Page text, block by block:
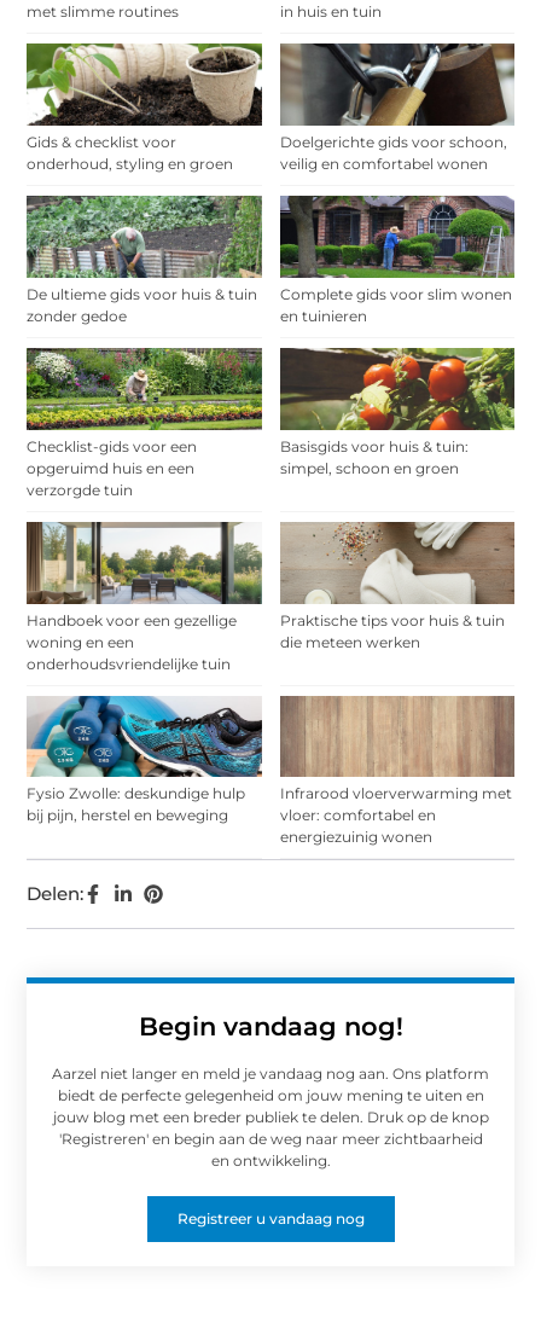
met slimme routines in huis en tuin
Gids & checklist voor
onderhoud, styling en groen
Doelgerichte gids voor schoon,
veilig en comfortabel wonen
De ultieme gids voor huis & tuin
zonder gedoe
Complete gids voor slim wonen
en tuinieren
Checklist-gids voor een
opgeruimd huis en een
verzorgde tuin
Basisgids voor huis & tuin:
simpel, schoon en groen
Handboek voor een gezellige
woning en een
onderhoudsvriendelijke tuin
Praktische tips voor huis & tuin
die meteen werken
Fysio Zwolle: deskundige hulp
bij pijn, herstel en beweging
Infrarood vloerverwarming met
vloer: comfortabel en
energiezuinig wonen
Begin vandaag nog!
Aarzel niet langer en meld je vandaag nog aan. Ons platform
biedt de perfecte gelegenheid om jouw mening te uiten en
jouw blog met een breder publiek te delen. Druk op de knop
'Registreren' en begin aan de weg naar meer zichtbaarheid
en ontwikkeling.
Registreer u vandaag nog
Delen: